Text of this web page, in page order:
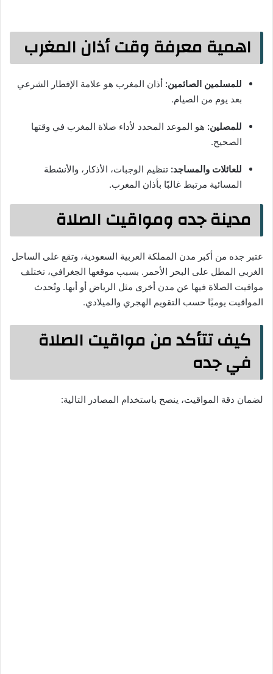
اهمية معرفة وقت أذان المغرب
للمسلمين الصائمين: أذان المغرب هو علامة الإفطار الشرعي
بعد يوم من الصيام.
للمصلين: هو الموعد المحدد لأداء صلاة المغرب في وقتها
الصحيح.
للعائلات والمساجد: تنظيم الوجبات، الأذكار، والأنشطة
المسائية مرتبط غالبًا بأذان المغرب.
مدينة جده ومواقيت الصلاة
عتبر جده من أكبر مدن المملكة العربية السعودية، وتقع على الساحل
الغربي المطل على البحر الأحمر. بسبب موقعها الجغرافي، تختلف
مواقيت الصلاة فيها عن مدن أخرى مثل الرياض أو أبها. وتُحدث
المواقيت يوميًا حسب التقويم الهجري والميلادي.
كيف تتأكد من مواقيت الصلاة
في جده
لضمان دقة المواقيت، ينصح باستخدام المصادر التالية: